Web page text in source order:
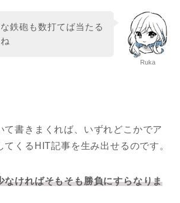
Ruka
鉄砲も数打てば当たる
て書きまくれば、いずれどこかでア
てくるHIT記事を生み出せるのです。
なければそもそも勝負にすらなりま